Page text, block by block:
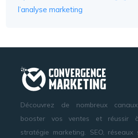
l’analyse marketing
Découvrez de nombreux
booster vos ventes et réussir
stratégie marketing. SEO, réseaux